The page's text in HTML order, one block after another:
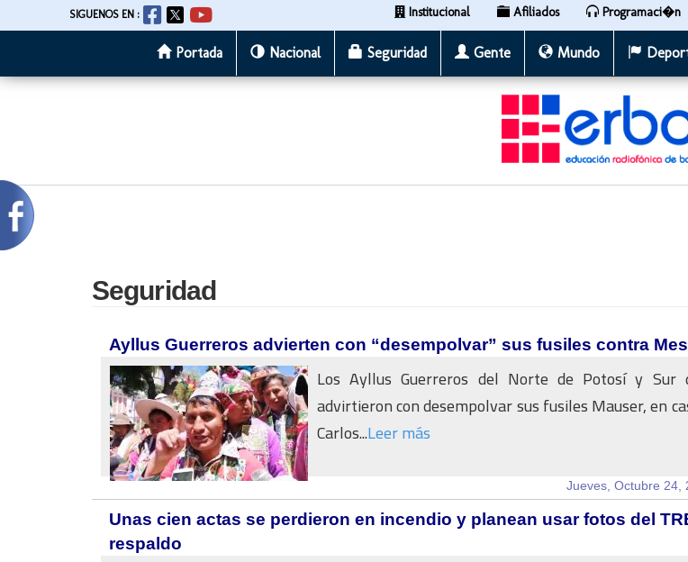
al
SIGUENOS EN : Institucional Afiliados Programaci�n
Portada Nacional Seguridad Gente Mundo
Seguridad
Ayllus Guerreros advierten con “desempolvar” sus fusiles contra
Los Ayllus Guerreros del Norte de Potosí y Sur
advirtieron con desempolvar sus fusiles Mauser, en
Carlos...Leer más
Jueves, Octubre 24,
Unas cien actas se perdieron en incendio y planean usar fotos del
respaldo